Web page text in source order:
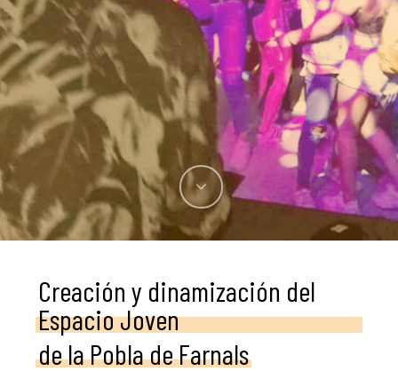
Creación y dinamización del
Espacio Joven
de la Pobla de Farnals